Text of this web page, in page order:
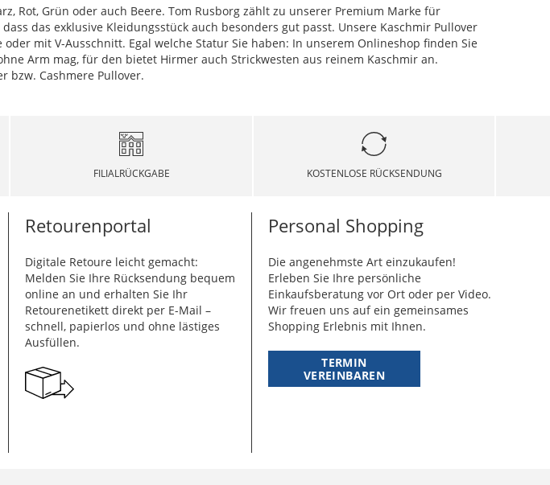
Rot, Grün oder auch Beere. Tom Rusborg zählt zu unserer Premium Marke für
das exklusive Kleidungsstück auch besonders gut passt. Unsere Kaschmir Pullover
mit V-Ausschnitt. Egal welche Statur Sie haben: In unserem Onlineshop finden Sie
Arm mag, für den bietet Hirmer auch Strickwesten aus reinem Kaschmir an.
bzw. Cashmere Pullover.
FILIALRÜCKGABE KOSTENLOSE RÜCKSENDUNG
Retourenportal
Digitale Retoure leicht gemacht:
Melden Sie Ihre Rücksendung bequem
online an und erhalten Sie Ihr
Retourenetikett direkt per E-Mail –
schnell, papierlos und ohne lästiges
Ausfüllen.
Personal Shopping
Die angenehmste Art einzukaufen!
Erleben Sie Ihre persönliche
Einkaufsberatung vor Ort oder per Video.
Wir freuen uns auf ein gemeinsames
Shopping Erlebnis mit Ihnen.
TERMIN
VEREINBAREN